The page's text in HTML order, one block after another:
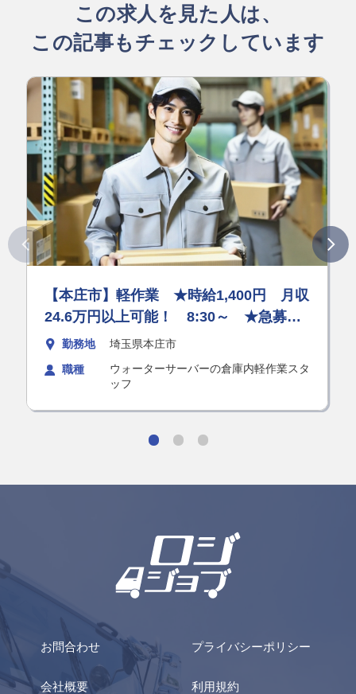
この求人を見た人は、
この記事もチェックしています
【本庄市】軽作業 ★時給1,400円 月収
24.6万円以上可能！ 8:30～ ★急募
★ 未経験OK！ 力仕事なしの簡単な作
勤務地 埼玉県本庄市
職種
ウォーターサーバーの倉庫内軽作業スタ
ッフ
会社概要
プライバシーポリシー
利用規約
お問合わせ